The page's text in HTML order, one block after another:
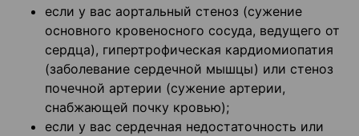
если у вас аортальный стеноз (сужение
основного кровеносного сосуда, ведущего от
сердца), гипертрофическая кардиомиопатия
(заболевание сердечной мышцы) или стеноз
почечной артерии (сужение артерии,
снабжающей почку кровью);
если у вас сердечная недостаточность или